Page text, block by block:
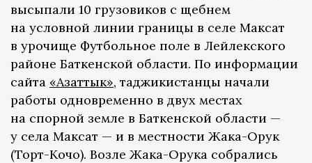
высыпали 10 грузовиков с щебнем
на условной линии границы в селе Максат
в урочище Футбольное поле в Лейлекского
районе Баткенской области. По информации
сайта «Азаттык», таджикистанцы начали
работы одновременно в двух местах
на спорной земле в Баткенской области —
у села Максат — и в местности Жака-Орук
(Торт-Кочо). Возле Жака-Орука собрались